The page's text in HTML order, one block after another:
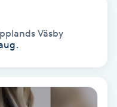
Väsby